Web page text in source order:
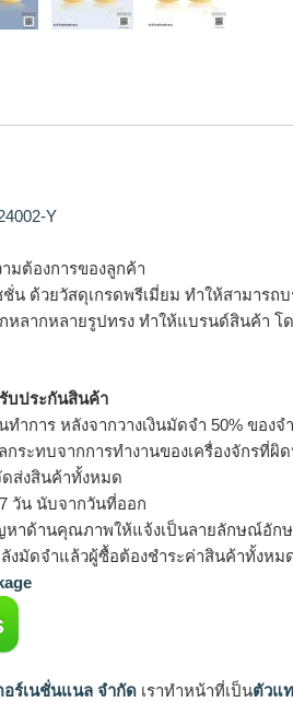
Y
มต้องการของลูกค้า
น ด้วยวัสดุเกรดพรีเมี่ยม ทำให้สามาร
ลากหลายรูปทรง ทำให้แบรนด์สินค้า โด
รับประกันสินค้า
ทำการ หลังจากวางเงินมัดจำ 50% ของ
กระทบจากการทำงานของเครื่องจักรที่
ดส่งสินค้าทั้งหมด
วัน นับจากวันที่ออก
าด้านคุณภาพให้แจ้งเป็นลายลักษณ์อักษ
งมัดจำแล้วผู้ซื้อต้องชำระค่าสินค้าทั้งหม
ร์เนชั่นแนล จำกัด เราทำหน้าที่เป็นตัวแ